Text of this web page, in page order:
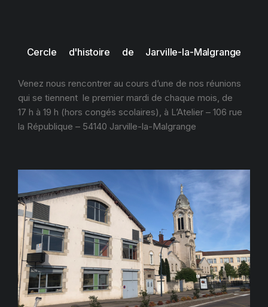
Cercle d'histoire de Jarville-la-Malgrange
Venez nous rencontrer au cours d’une de nos réunions
qui se tiennent le premier mardi de chaque mois, de
17 h à 19 h (hors congés scolaires), à L’Atelier – 106 rue
la République – 54140 Jarville-la-Malgrange